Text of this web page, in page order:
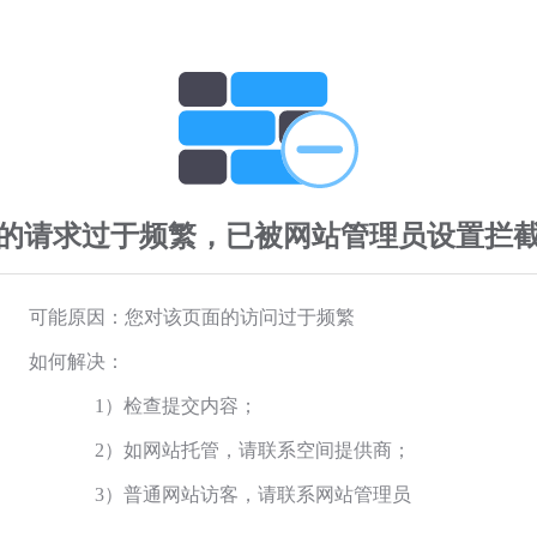
请求过于频繁，已被网站管理员设置拦
可能原因：您对该页面的访问过于频繁
如何解决：
1）检查提交内容；
2）如网站托管，请联系空间提供商；
3）普通网站访客，请联系网站管理员